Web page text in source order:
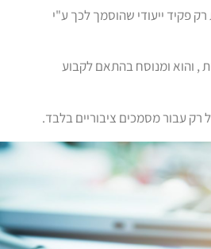
פקיד ייעודי שהוסמך לכך ע"י
, והוא ומנוסח בהתאם לקבוע
רק עבור מסמכים ציבוריים בלבד.